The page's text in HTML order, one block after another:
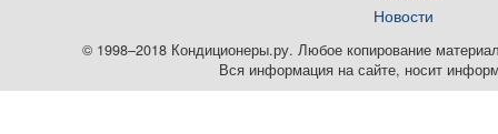
Новости
© 1998–2018 Кондиционеры.ру. Любое копирование
Вся информация на сайте, носит